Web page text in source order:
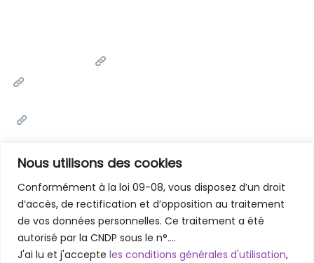
Nous utilisons des cookies
Conformément à la loi 09-08, vous disposez d’un droit
d’accès, de rectification et d’opposition au traitement
de vos données personnelles. Ce traitement a été
autorisé par la CNDP sous le n°….
J'ai lu et j'accepte les conditions générales d'utilisation,
Portail National de Maroc
Contactez-Nous
Faculté des Lettres et des Sciences Humaines - Marrakech
Rue Amarchich, Marrakesh 40000